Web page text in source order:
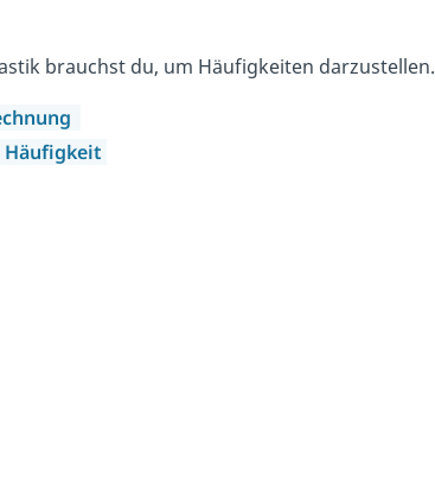
brauchst du, um Häufigkeiten darzustellen.
Häufigkeit